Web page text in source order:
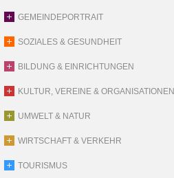
GEMEINDEPORTRAIT
SOZIALES & GESUNDHEIT
BILDUNG & EINRICHTUNGEN
KULTUR, VEREINE & ORGANISATIONEN
UMWELT & NATUR
WIRTSCHAFT & VERKEHR
TOURISMUS